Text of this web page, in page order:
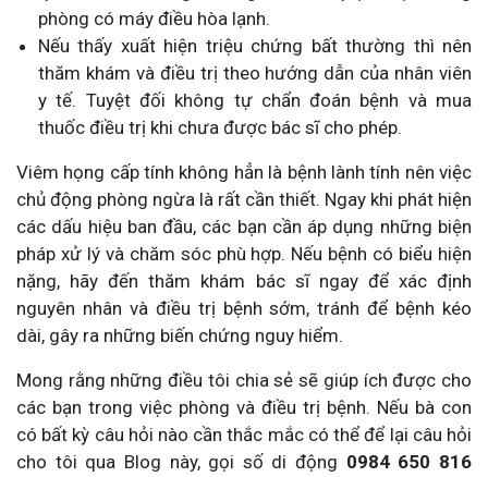
phòng có máy điều hòa lạnh.
Nếu thấy xuất hiện triệu chứng bất thường thì nên
thăm khám và điều trị theo hướng dẫn của nhân viên
y tế. Tuyệt đối không tự chẩn đoán bệnh và mua
thuốc điều trị khi chưa được bác sĩ cho phép.
Viêm họng cấp tính không hẳn là bệnh lành tính nên việc
chủ động phòng ngừa là rất cần thiết. Ngay khi phát hiện
các dấu hiệu ban đầu, các bạn cần áp dụng những biện
pháp xử lý và chăm sóc phù hợp. Nếu bệnh có biểu hiện
nặng, hãy đến thăm khám bác sĩ ngay để xác định
nguyên nhân và điều trị bệnh sớm, tránh để bệnh kéo
dài, gây ra những biến chứng nguy hiểm.
Mong rằng những điều tôi chia sẻ sẽ giúp ích được cho
các bạn trong việc phòng và điều trị bệnh. Nếu bà con
có bất kỳ câu hỏi nào cần thắc mắc có thể để lại câu hỏi
cho tôi qua Blog này, gọi số di động 0984 650 816